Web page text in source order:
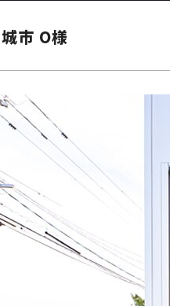
市 O様